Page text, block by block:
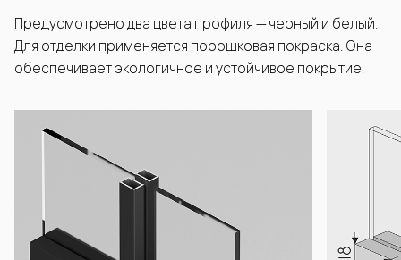
Предусмотрено два цвета профиля — черный и белый.
Для отделки применяется порошковая покраска. Она
обеспечивает экологичное и устойчивое покрытие.